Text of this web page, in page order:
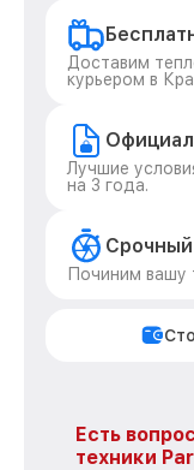
Доставим
курьером в
Лучшие
на 3 года.
Починим вашу
Есть
техники